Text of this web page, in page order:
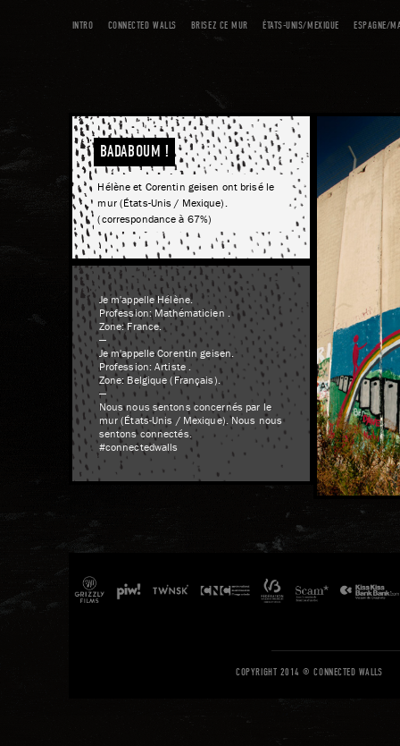
INTRO CONNECTED WALLS BRISEZ CE MUR ÉTATS-UNIS/MEXIQUE ESPAGNE/
BADABOUM !
Hélène et Corentin geisen ont brisé le
mur (États-Unis / Mexique).
(correspondance à 67%)
Je m'appelle Hélène.
Profession: Mathématicien .
Zone: France.
—
Je m'appelle Corentin geisen.
Profession: Artiste .
Zone: Belgique (Français).
—
Nous nous sentons concernés par le
mur (États-Unis / Mexique). Nous nous
sentons connectés.
#connectedwalls
COPYRIGHT 2014 © CONNECTED WALLS